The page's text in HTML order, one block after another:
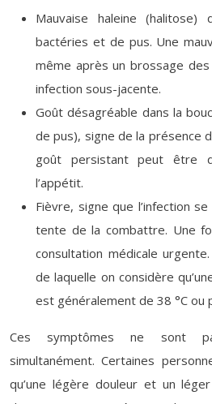
Mauvaise haleine (halitose)
bactéries et de pus. Une
même après un brossage
infection sous-jacente.
Goût désagréable dans la
de pus), signe de la présence
goût persistant peut être
l’appétit.
Fièvre, signe que l’infection
tente de la combattre. Une
consultation médicale
de laquelle on considère
est généralement de 38 °C ou
Ces symptômes ne sont
simultanément. Certaines
qu’une légère douleur et un